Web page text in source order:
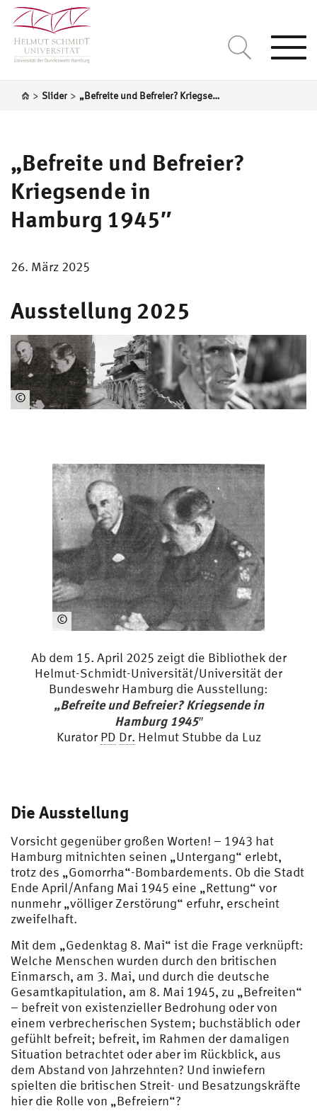
> Slider > „Befreite und Befreier? Kriegsende in Hamburg 1945″
„Befreite und Befreier?
Kriegsende in
Hamburg 1945″
26. März 2025
Ausstellung 2025
©
Fotos:
©
Fot
St
AH
H
Ab dem 15. April 2025 zeigt die Bibliothek der
Helmut-Schmidt-Universität/Universität der
Bundeswehr Hamburg die Ausstellung:
„Befreite und Befreier? Kriegsende in
Hamburg 1945″
Kurator PD Dr. Helmut Stubbe da Luz
Die Ausstellung
Vorsicht gegenüber großen Worten! – 1943 hat
Hamburg mitnichten seinen „Untergang“ erlebt,
trotz des „Gomorrha“-Bombardements. Ob die Stadt
Ende April/Anfang Mai 1945 eine „Rettung“ vor
nunmehr „völliger Zerstörung“ erfuhr, erscheint
zweifelhaft.
Mit dem „Gedenktag 8. Mai“ ist die Frage verknüpft:
Welche Menschen wurden durch den britischen
Einmarsch, am 3. Mai, und durch die deutsche
Gesamtkapitulation, am 8. Mai 1945, zu „Befreiten“
– befreit von existenzieller Bedrohung oder von
einem verbrecherischen System; buchstäblich oder
gefühlt befreit; befreit, im Rahmen der damaligen
Situation betrachtet oder aber im Rückblick, aus
dem Abstand von Jahrzehnten? Und inwiefern
spielten die britischen Streit- und Besatzungskräfte
hier die Rolle von „Befreiern“?